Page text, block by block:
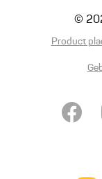
©
Product